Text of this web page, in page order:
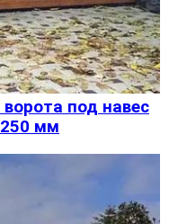
под навес
мм